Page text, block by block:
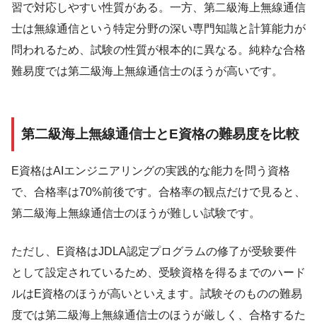
習で対応しやすい性質がある。一方、第二級海上無線通信
士は無線通信という特定分野の深い専門知識と計算能力が
問われるため、試験の性質が根本的に異なる。純粋な合格
難易度では第二級海上無線通信士のほうが高いです。
第二級海上無線通信士とE資格の難易度を比較
E資格はAIエンジニアリングの実践的な能力を問う資格
で、合格率は70%前後です。合格率の観点だけで見ると、
第二級海上無線通信士のほうが難しい試験です。
ただし、E資格はJDLA認定プログラムの修了が受験要件
として設定されているため、受験資格を得るまでのハード
ルはE資格のほうが高いといえます。試験そのものの難易
度では第二級海上無線通信士のほうが厳しく、合格するた